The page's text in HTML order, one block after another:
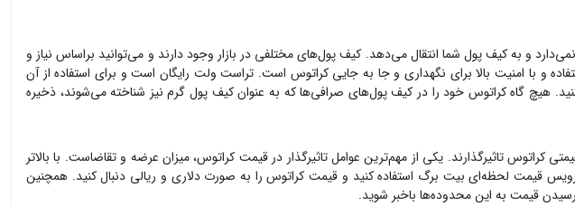
و به کیف پول شما انتقال می‌دهد. کیف پول‌های مختلفی در بازار وجود دارند و می‌توانید براساس نیاز و
و با امنیت بالا برای نگهداری و جا به جاییکراتوس است. تراست ولت رایگان است و برای استفاده از آن
هیچ گاهکراتوس خود را در کیف پول‌های صرافی‌ها که به عنوان کیف پول گرم نیز شناخته می‌شوند، ذخیره
کراتوس تاثیرگذارند. یکی از مهم‌ترین عوامل تاثیرگذار در قیمت کراتوس، میزان عرضه و تقاضاست. با بالاتر
قیمت لحظه‌ای بیت برگ استفاده کنید و قیمت کراتوسرا به صورت دلاری و ریالی دنبال کنید. همچنین
قیمت به این محدوده‌ها باخبر شوید.